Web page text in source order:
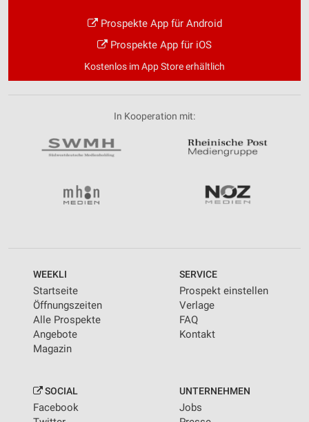
Prospekte App für Android
Prospekte App für iOS
Kostenlos im App Store erhältlich
In Kooperation mit:
WEEKLI
Startseite
Öffnungszeiten
Alle Prospekte
Angebote
Magazin
SERVICE
Prospekt einstellen
Verlage
FAQ
Kontakt
SOCIAL
Facebook
UNTERNEHMEN
Jobs